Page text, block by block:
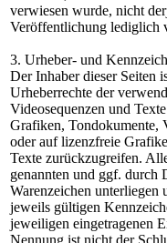
verwiesen wurde, nicht
Veröffentlichung lediglich
3. Urheber- und
Der Inhaber dieser Seiten
Urheberrechte der
Videosequenzen und
Grafiken, Tondokumente,
oder auf lizenzfreie
Texte zurückzugreifen.
genannten und ggf. durch
Warenzeichen unterliegen
jeweils gültigen
jeweiligen eingetragenen